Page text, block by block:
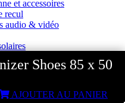
Shoes 85 x 50
AJOUTER AU PANIER
et accessoires
recul
audio & vidéo
portables